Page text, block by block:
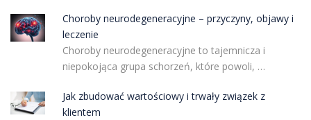
Choroby neurodegeneracyjne – przyczyny, objawy i
leczenie
Choroby neurodegeneracyjne to tajemnicza i
niepokojąca grupa schorzeń, które powoli, …
Jak zbudować wartościowy i trwały związek z
klientem